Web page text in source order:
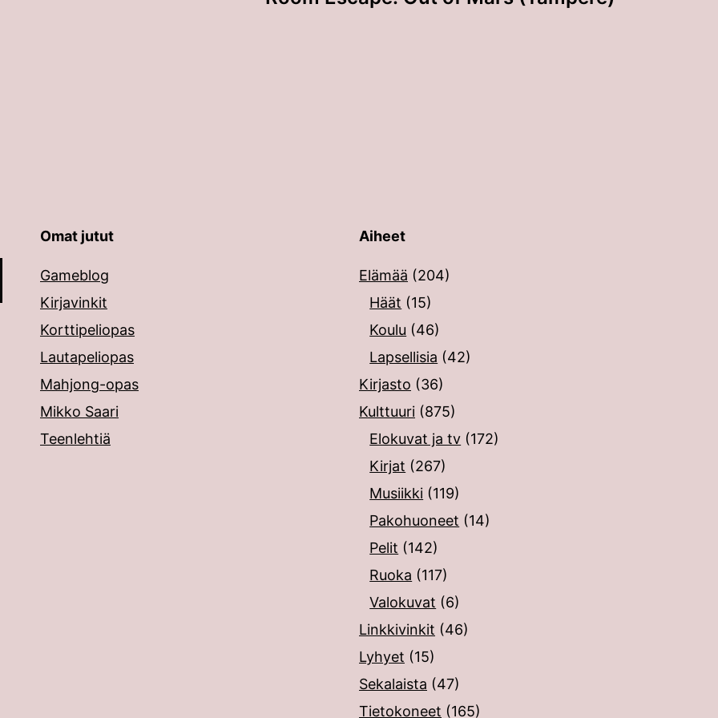
ylös ja alas ja siirtyä halutulle sivulle enterin painalluksella. Kosketusnäytöllisten laitteiden
Omat jutut
Gameblog
Kirjavinkit
Korttipeliopas
Lautapeliopas
Mahjong-opas
Mikko Saari
Teenlehtiä
Aiheet
Elämää (204)
Häät (15)
Koulu (46)
Lapsellisia (42)
Kirjasto (36)
Kulttuuri (875)
Elokuvat ja tv (172)
Kirjat (267)
Musiikki (119)
Pakohuoneet (14)
Pelit (142)
Ruoka (117)
Valokuvat (6)
Linkkivinkit (46)
Lyhyet (15)
Sekalaista (47)
Tietokoneet (165)